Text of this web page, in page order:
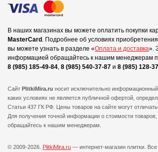
В наших магазинах вы можете оплатить покупки
MasterCard . Подробнее об условиях
вы можете узнать в разделе «Оплата и доставка».
информацией обращайтесь к нашим менеджерам
8 (985) 185-49-84, 8 (985) 540-37-87 и 8 (985) 128-
Сайт PlitkiMira.ru носит исключительно
каких условиях не является публичной офертой,
Статьи 437 ГК РФ. Цены товаров на сайте могут
Для получения точной информации о стоимости товаров,
обращайтесь к нашим менеджерам.
© 2009-2026. PlitkiMira.ru — интернет-магазин плитки.